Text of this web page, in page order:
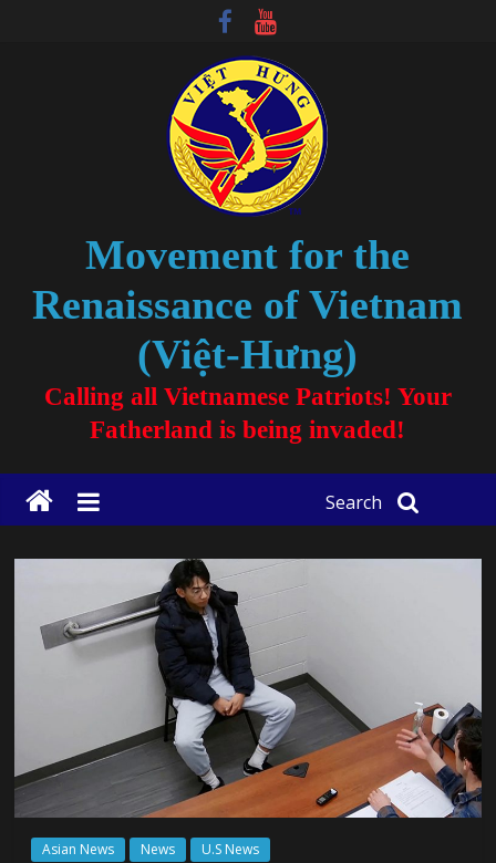
Movement for the
Renaissance of Vietnam
(Việt-Hưng)
Calling all Vietnamese Patriots! Your
Fatherland is being invaded!
Search
Asian News News U.S News